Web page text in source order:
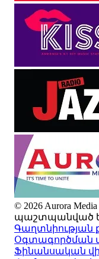
© 2026 Aurora
պաշտպանված
Գաղտնիության
Օգտագործման
Ֆինանսական